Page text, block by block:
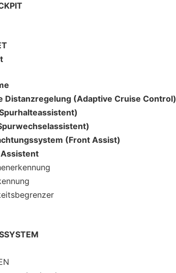
Distanzregelung (Adaptive Cruise Control)
(Front Assist)